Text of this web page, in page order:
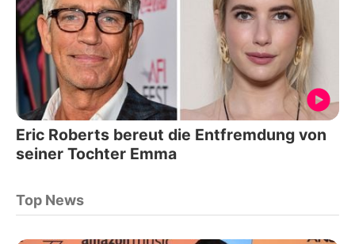
Eric Roberts bereut die Entfremdung von
seiner Tochter Emma
Top News